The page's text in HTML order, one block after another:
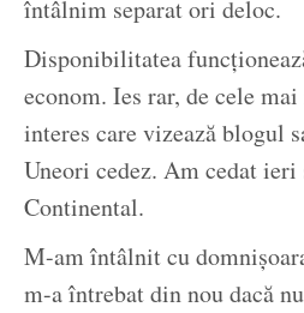
întâlnim separat ori deloc.
Disponibilitatea
econom. Ies rar, de cele
interes care vizează blogul
Uneori cedez. Am cedat
Continental.
M-am întâlnit cu
m-a întrebat din nou dacă